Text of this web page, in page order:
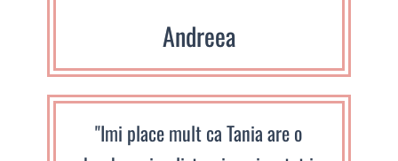
Andreea
"Imi place mult ca Tania are o